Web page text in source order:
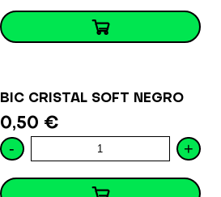
BIC CRISTAL SOFT NEGRO
0,50 €
- +